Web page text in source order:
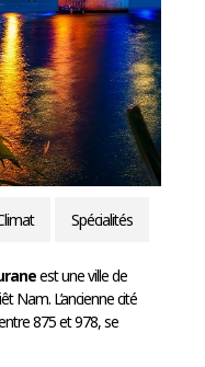
Spécialités
est une ville de
Nam. L’ancienne cité
875 et 978, se